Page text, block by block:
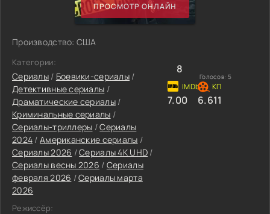
ПРОСМОТР ОНЛАЙН
Производство: США
Категории:
Сериалы/ Боевики-сериалы /
Детективные сериалы /
Драматические сериалы/
Криминальные сериалы /
Сериалы-триллеры /Сериалы
2024 / Американские сериалы /
Сериалы 2026 /Сериалы 4K UHD /
Сериалы весны 2026 / Сериалы
февраля 2026 /Сериалы марта
2026
Режиссёр:
8
Голосов: 5
7.00 6.611